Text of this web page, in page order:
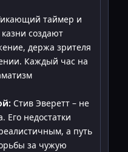
таймер и
создают
держа зрителя
Каждый час на
Стив Эверетт – не
Его недостатки
а путь
за чужую